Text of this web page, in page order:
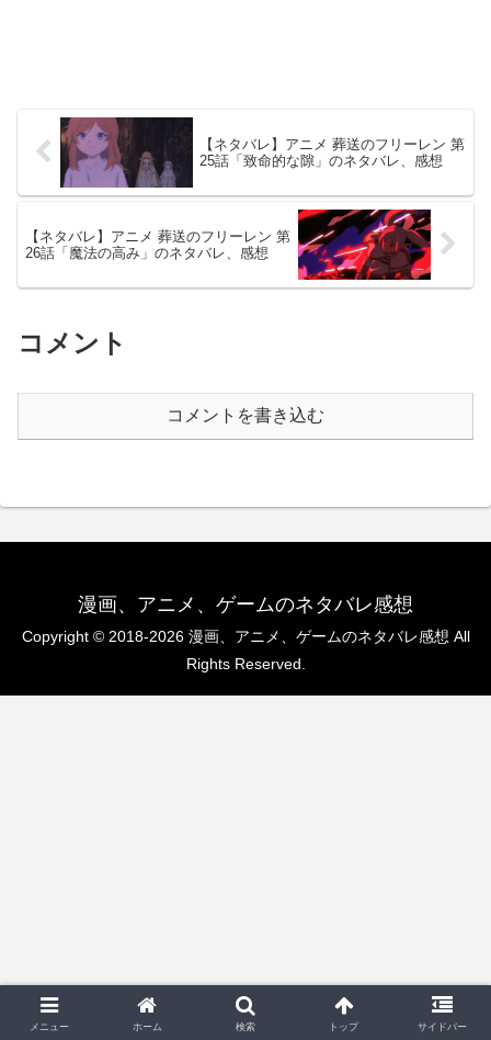
【ネタバレ】アニメ 葬送のフリーレン 第
25話「致命的な隙」のネタバレ、感想
【ネタバレ】アニメ 葬送のフリーレン 第
26話「魔法の高み」のネタバレ、感想
コメント
コメントを書き込む
漫画、アニメ、ゲームのネタバレ感想
Copyright © 2018-2026 漫画、アニメ、ゲームのネタバレ感想 All
Rights Reserved.
メニュー ホーム 検索 トップ サイドバー